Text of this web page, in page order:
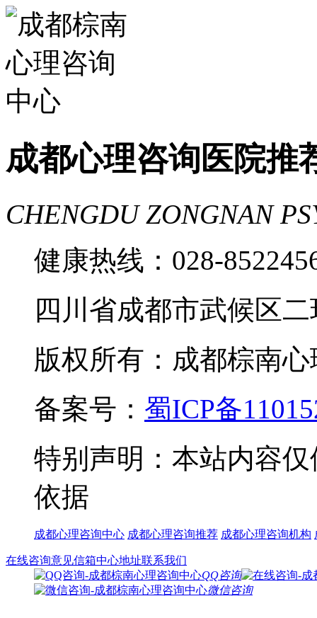
家好 成都心理咨询推荐
费
成都心理医院哪里好
成都心理咨询医院推
CHENGDU ZONGNAN
健康热线：028-
四川省成都市武候区
版权所有：成都棕南
备案号： 蜀ICP备
特别声明：本站内容
依据
成都心理咨询中心 成都心理咨询推荐 成都心理咨询机构
在线咨询意见信箱中心地址联系我们
QQ咨询
微信咨询